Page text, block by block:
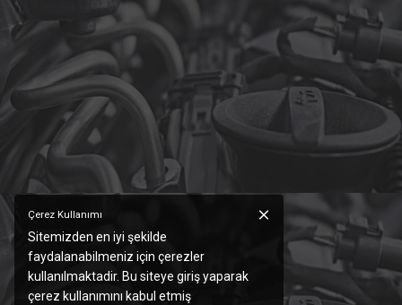
Çerez Kullanımı
Sitemizden en iyi şekilde
faydalanabilmeniz için çerezler
kullanılmaktadir. Bu siteye giriş yaparak
çerez kullanımını kabul etmiş